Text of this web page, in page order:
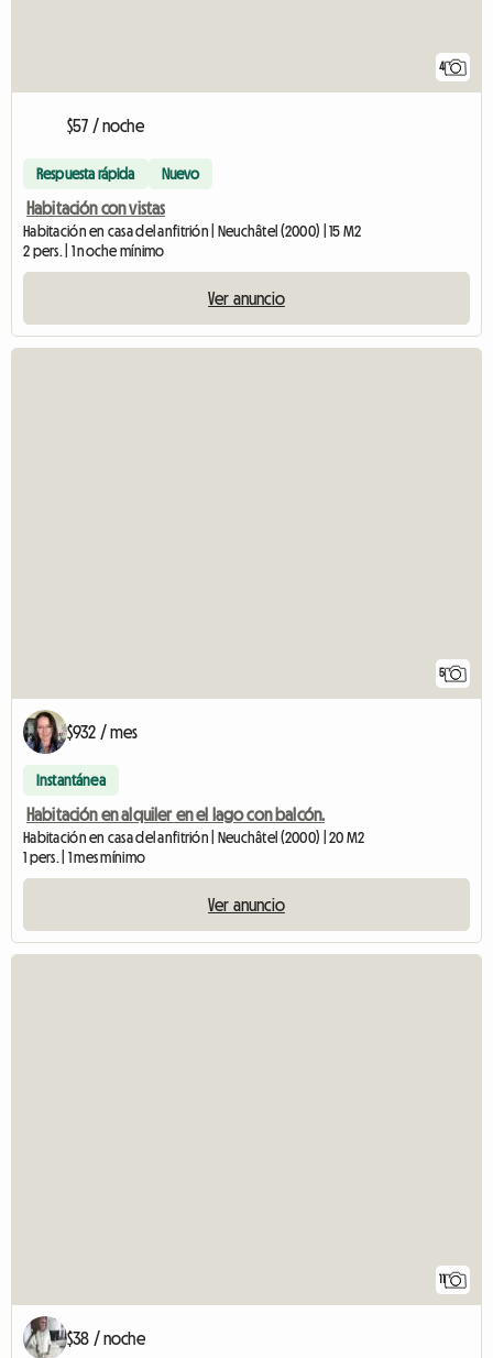
4
$57 / noche
Respuesta rápida Nuevo
Habitación con vistas
Habitación en casa del anfitrión | Neuchâtel (2000) | 15 M2
2 pers. | 1 noche mínimo
Ver anuncio
5
$932 / mes
Instantánea
Habitación en alquiler en el lago con balcón.
Habitación en casa del anfitrión | Neuchâtel (2000) | 20 M2
1 pers. | 1 mes mínimo
Ver anuncio
11
$38 / noche